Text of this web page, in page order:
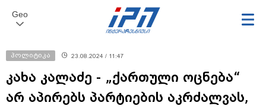
Geo
პოლიტიკა 23.08.2024 / 11:47
კახა კალაძე - „ქართული ოცნება“
არ აპირებს პარტიების აკრძალვას,